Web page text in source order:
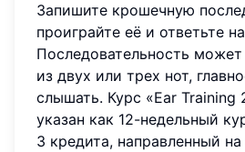
Запишите крошечную
проиграйте её и ответьте
Последовательность может
из двух или трех нот,
слышать. Курс «Ear Training
указан как 12-недельный
3 кредита, направленный